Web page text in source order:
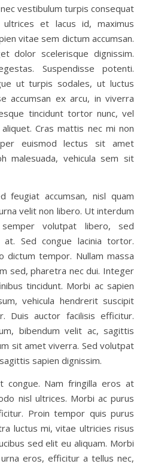
vestibulum turpis consequat
et lacus id, maximus
vitae sem dictum accumsan.
dolor scelerisque dignissim.
Suspendisse potenti.
ut turpis sodales, ut luctus
accumsan ex arcu, in viverra
tincidunt tortor nunc, vel
Cras mattis nec mi non
euismod lectus sit amet
malesuada, vehicula sem sit
feugiat accumsan, nisl quam
velit non libero. Ut interdum
volutpat libero, sed
at. Sed congue lacinia tortor.
dictum tempor. Nullam massa
sed, pharetra nec dui. Integer
tincidunt. Morbi ac sapien
vehicula hendrerit suscipit
Duis auctor facilisis efficitur.
bibendum velit ac, sagittis
sit amet viverra. Sed volutpat
sapien dignissim.
congue. Nam fringilla eros at
nisl ultrices. Morbi ac purus
Proin tempor quis purus
luctus mi, vitae ultricies risus
sed elit eu aliquam. Morbi
eros, efficitur a tellus nec,